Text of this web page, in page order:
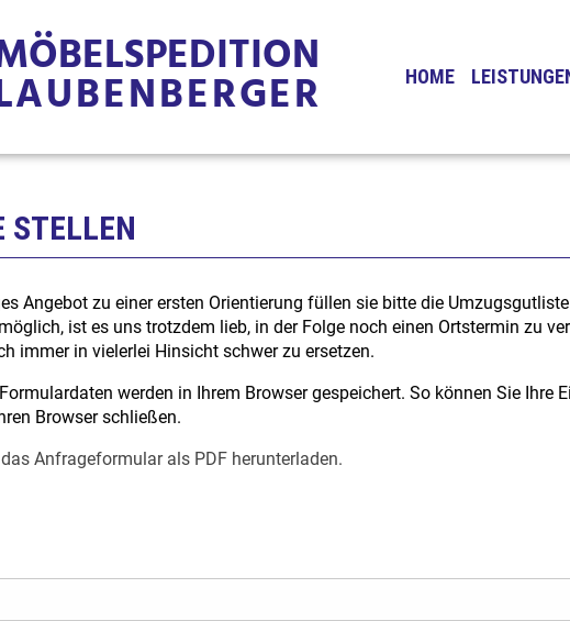
HOME
STELLEN
Angebot zu einer ersten Orientierung füllen sie bitte die
ist es uns trotzdem lieb, in der Folge noch einen Ortstermin zu
immer in vielerlei Hinsicht schwer zu ersetzen.
werden in Ihrem Browser gespeichert. So können Sie Ihre
Browser schließen.
Anfrageformular als PDF herunterladen.